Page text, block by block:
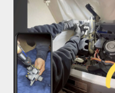
解作業が必須となり
そこで私たちは、
に内部を徹底洗浄
すすめしています。
どうせ分解工賃が